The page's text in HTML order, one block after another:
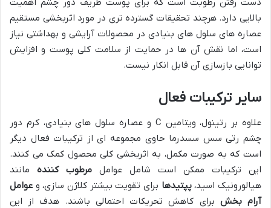
دست رفتن رطوبت است که برای پوست ظریف دور چشم اهمیت
بالایی دارد. هرچند تحقیقات گسترده تری در مورد اثربخشی مستقیم
عصاره های سلول های بنیادی در محصولات آرایشی و بهداشتی نیاز
است، اما نقش آن ها در حمایت از سلامت کلی پوست و افزایش
توانایی بازسازی آن قابل انکار نیست.
سایر ترکیبات فعال
علاوه بر رتینول، ویتامین C و عصاره سلول های بنیادی، کرم دور
چشم رتی سس سسدرما حاوی مجموعه ای از ترکیبات فعال دیگر
است که به صورت مکمل، به اثربخشی کلی محصول کمک می کنند.
این ترکیبات ممکن است شامل عوامل مرطوب کننده مانند
هیالورونیک اسید،پپتیدها برای تقویت بیشتر کلاژن سازی، و عوامل
آرام بخش برای کاهش تحریکات احتمالی باشند. هدف از این